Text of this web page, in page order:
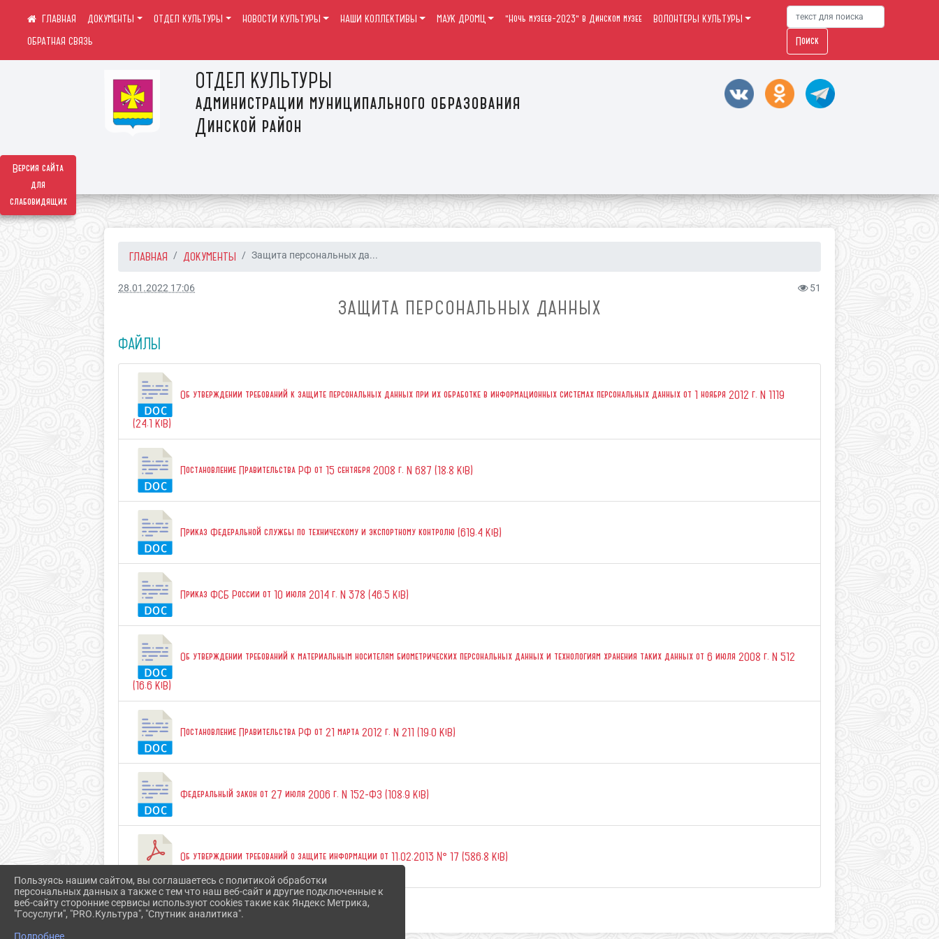
Версия сайта
для
слабовидящих
ОТДЕЛ КУЛЬТУРЫ
администрации муниципального образования
Динской район
ДОКУМЕНТЫ ОТДЕЛ КУЛЬТУРЫ НОВОСТИ КУЛЬТУРЫ НАШИ КОЛЛЕКТИВЫ МАУК ДРОМЦ "Ночь музеев-2023" в Динском музее
ВОЛОНТЕРЫ КУЛЬТУРЫ
ОБРАТНАЯ СВЯЗЬ
Поиск
ГЛАВНАЯ ДОКУМЕНТЫ Защита персональных да...
28.01.2022 17:06 51
ЗАЩИТА ПЕРСОНАЛЬНЫХ ДАННЫХ
ФАЙЛЫ
Об утверждении требований к защите персональных данных при их обработке в информационных системах персональных данных от 1 ноября 2012 г. N 1119
(24.1 KiB)
Постановление Правительства РФ от 15 сентября 2008 г. N 687 (18.8 KiB)
Приказ Федеральной службы по техническому и экспортному контролю (619.4 KiB)
Приказ ФСБ России от 10 июля 2014 г. N 378 (46.5 KiB)
Об утверждении требований к материальным носителям биометрических персональных данных и технологиям хранения таких данных от 6 июля 2008 г. N 512
(16.6 KiB)
Постановление Правительства РФ от 21 марта 2012 г. N 211 (19.0 KiB)
Федеральный закон от 27 июля 2006 г. N 152-ФЗ (108.9 KiB)
Об утверждении требований о защите информации от 11.02.2013 № 17 (586.8 KiB)
Скачать все
Пользуясь нашим сайтом, вы соглашаетесь с политикой обработки
персональных данных а также с тем что наш веб-сайт и другие подключенные к
веб-сайту сторонние сервисы используют cookies такие как Яндекс Метрика,
"Госуслуги", "PRO.Культура", "Спутник аналитика".